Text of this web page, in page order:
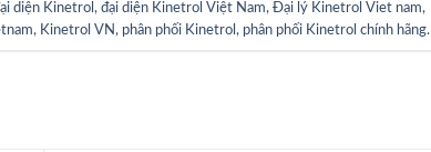
diện Kinetrol , đại diện Kinetrol Việt Nam, Đại lý Kinetrol Viet nam,
, Kinetrol VN , phân phối Kinetrol , phân phối Kinetrol chính hãng.